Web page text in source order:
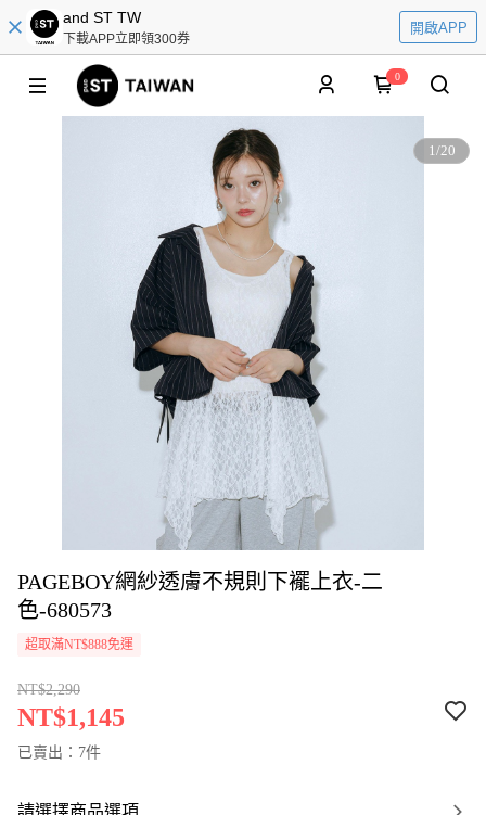
and ST TW
下載APP立即領300券
開啟APP
0
1/20
PAGEBOY網紗透膚不規則下襬上衣-二
色-680573
超取滿NT$888免運
NT$2,290
NT$1,145
已賣出：7件
請選擇商品選項